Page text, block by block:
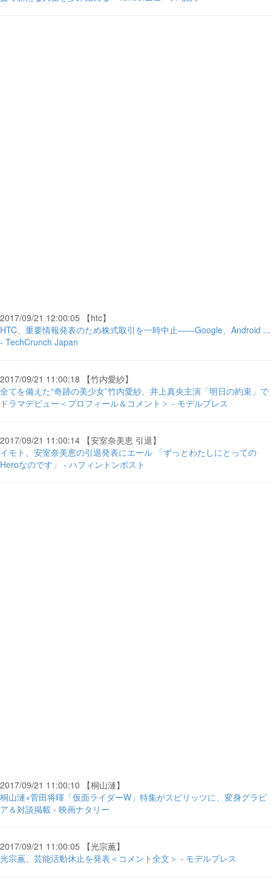
2017/09/21 12:00:05 【htc】
HTC、重要情報発表のため株式取引を一時中止――Google、Android ...
- TechCrunch Japan
2017/09/21 11:00:18 【竹内愛紗】
全てを備えた“奇跡の美少女”竹内愛紗、井上真央主演「明日の約束」で
ドラマデビュー＜プロフィール＆コメント＞ - モデルプレス
2017/09/21 11:00:14 【安室奈美恵 引退】
イモト、安室奈美恵の引退発表にエール 「ずっとわたしにとっての
Heroなのです」 - ハフィントンポスト
2017/09/21 11:00:10 【桐山漣】
桐山漣×菅田将暉「仮面ライダーW」特集がスピリッツに、変身グラビ
ア＆対談掲載 - 映画ナタリー
2017/09/21 11:00:05 【光宗薫】
光宗薫、芸能活動休止を発表＜コメント全文＞ - モデルプレス